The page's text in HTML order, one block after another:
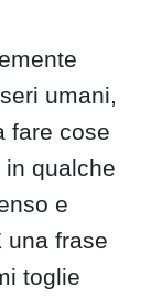
umani,
fare cose
qualche
e
una frase
toglie